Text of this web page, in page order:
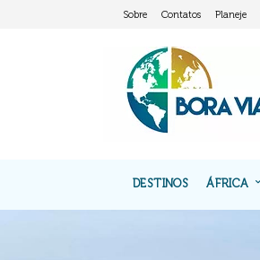
Sobre Contatos Planeje
DESTINOS ÁFRICA